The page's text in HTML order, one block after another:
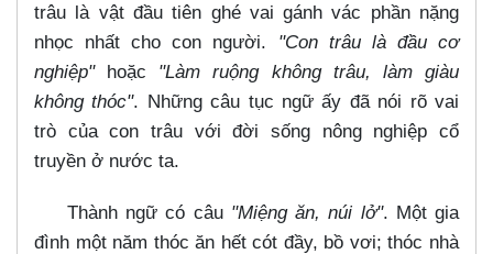
trâu là vật đầu tiên ghé vai gánh vác phần nặng
nhọc nhất cho con người. "Con trâu là đầu cơ
nghiệp"hoặc "Làm ruộng không trâu, làm giàu
không thóc". Những câu tục ngữ ấy đã nói rõ vai
trò của con trâu với đời sống nông nghiệp cổ
truyền ở nước ta.
Thành ngữ có câu "Miệng ăn, núi lở". Một gia
đình một năm thóc ăn hết cót đầy, bồ vơi; thóc nhà